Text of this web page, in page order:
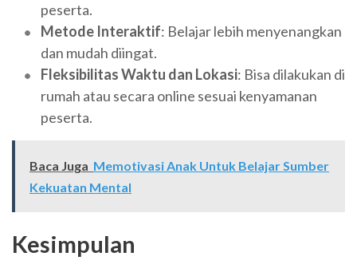
peserta.
Metode Interaktif: Belajar lebih menyenangkan
dan mudah diingat.
Fleksibilitas Waktu dan Lokasi: Bisa dilakukan di
rumah atau secara online sesuai kenyamanan
peserta.
Baca Juga Memotivasi Anak Untuk Belajar Sumber
Kekuatan Mental
Kesimpulan